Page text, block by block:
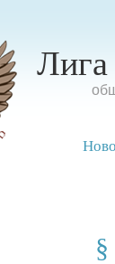
Лига